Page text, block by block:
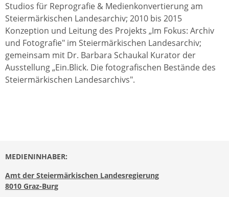
Studios für Reprografie & Medienkonvertierung am
Steiermärkischen Landesarchiv; 2010 bis 2015
Konzeption und Leitung des Projekts „Im Fokus: Archiv
und Fotografie" im Steiermärkischen Landesarchiv;
gemeinsam mit Dr. Barbara Schaukal Kurator der
Ausstellung „Ein.Blick. Die fotografischen Bestände des
Steiermärkischen Landesarchivs".
MEDIENINHABER:
Amt der Steiermärkischen Landesregierung
8010 Graz-Burg